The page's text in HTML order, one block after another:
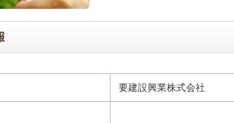
要建設興業株式会社